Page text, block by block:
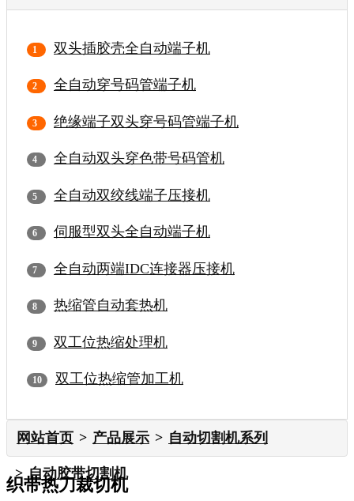
双头插胶壳全自动端子机
全自动穿号码管端子机
绝缘端子双头穿号码管端子机
全自动双头穿色带号码管机
全自动双绞线端子压接机
伺服型双头全自动端子机
全自动两端IDC连接器压接机
热缩管自动套热机
双工位热缩处理机
双工位热缩管加工机
网站首页 产品展示 自动切割机系列
自动胶带切割机
织带热刀裁切机